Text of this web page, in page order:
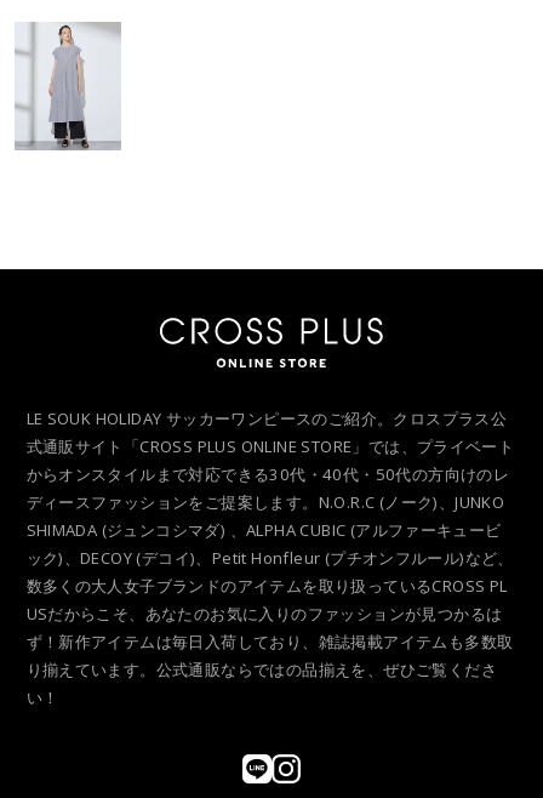
LE SOUK HOLIDAY サッカーワンピースのご紹介。クロスプラス公
式通販サイト「CROSS PLUS ONLINE STORE」では、プライベート
からオンスタイルまで対応できる30代・40代・50代の方向けのレ
ディースファッションをご提案します。N.O.R.C (ノーク)、JUNKO
SHIMADA (ジュンコシマダ) 、ALPHA CUBIC (アルファーキュービ
ック)、DECOY (デコイ)、Petit Honfleur (プチオンフルール)など、
数多くの大人女子ブランドのアイテムを取り扱っているCROSS PL
USだからこそ、あなたのお気に入りのファッションが見つかるは
ず！新作アイテムは毎日入荷しており、雑誌掲載アイテムも多数取
り揃えています。公式通販ならではの品揃えを、ぜひご覧くださ
い！